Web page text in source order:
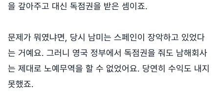
을 갚아주고 대신 독점권을 받은 셈이죠.
문제가 뭐였냐면, 당시 남미는 스페인이 장악하고 있었다
는 거예요. 그러니 영국 정부에서 독점권을 줘도 남해회사
는 제대로 노예무역을 할 수 없었어요. 당연히 수익도 내지
못했죠.